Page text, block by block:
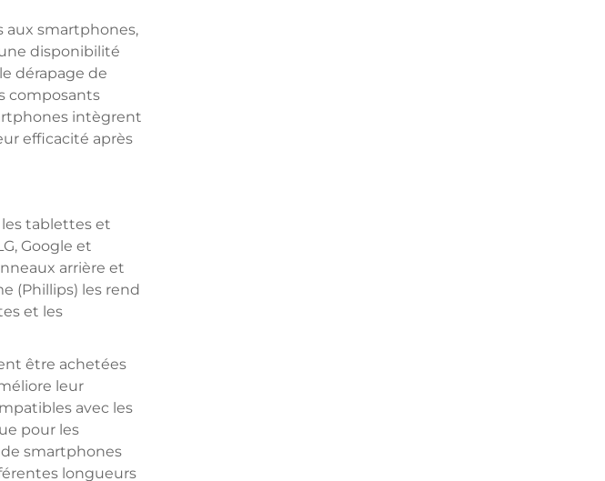
aux smartphones,
disponibilité
dérapage de
composants
intègrent
efficacité après
tablettes et
Google et
arrière et
(Phillips) les rend
et les
être achetées
leur
avec les
pour les
smartphones
longueurs